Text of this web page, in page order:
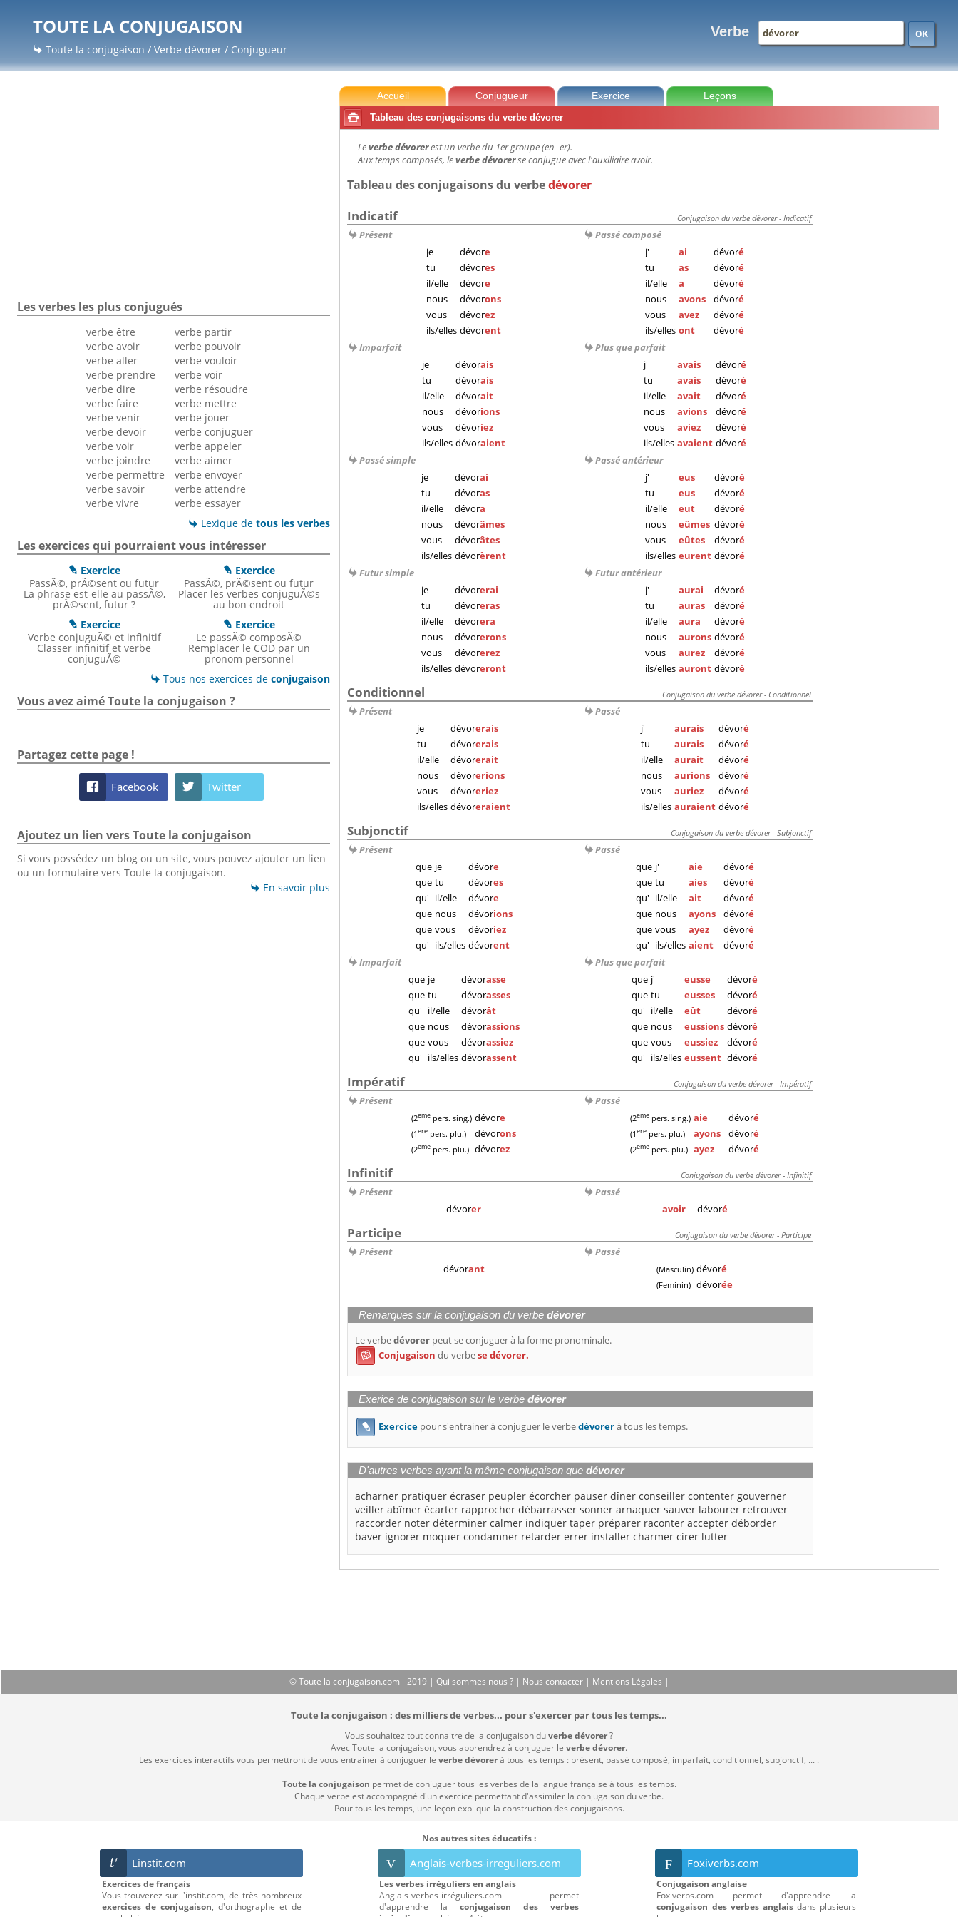
TOUTE LA CONJUGAISON
Toute la conjugaison / Verbe dévorer / Conjugueur
Verbe OK
Accueil Conjugueur Exercice Leçons
 Tableau des conjugaisons du verbe dévorer
Leverbe dévorerest un verbe du 1er groupe (en -er).
Aux temps composés, leverbe dévorerse conjugue avec l'auxiliaire avoir.
Tableau des conjugaisons du verbedévorer
Conjugaison du verbe dévorer - Indicatif
Indicatif
Présent
je
dévore
tu
dévores
il/elle
dévore
nous
dévorons
vous
dévorez
ils/elles dévorent
Passé composé
j'
ai dévoré
tu
as dévoré
il/elle
a dévoré
nous
avons dévoré
vous
avez dévoré
ils/elles ont dévoré
Imparfait
je
dévorais
tu
dévorais
il/elle
dévorait
nous
dévorions
vous
dévoriez
ils/elles dévoraient
Plus que parfait
j'
avais dévoré
tu
avais dévoré
il/elle
avait dévoré
nous
avions dévoré
vous
aviez dévoré
ils/elles avaient dévoré
Passé simple
je
dévorai
tu
dévoras
il/elle
dévora
nous
dévorâmes
vous
dévorâtes
ils/elles dévorèrent
Passé antérieur
j'
eus dévoré
tu
eus dévoré
il/elle
eut dévoré
nous
eûmes dévoré
vous
eûtes dévoré
ils/elles eurent dévoré
Futur simple
je
dévorerai
tu
dévoreras
il/elle
dévorera
nous
dévorerons
vous
dévorerez
ils/elles dévoreront
Futur antérieur
j'
aurai dévoré
tu
auras dévoré
il/elle
aura dévoré
nous
aurons dévoré
vous
aurez dévoré
ils/elles auront dévoré
Conjugaison du verbe dévorer - Conditionnel
Conditionnel
Présent
je
dévorerais
tu
dévorerais
il/elle
dévorerait
nous
dévorerions
vous
dévoreriez
ils/elles dévoreraient
Passé
j'
aurais dévoré
tu
aurais dévoré
il/elle
aurait dévoré
nous
aurions dévoré
vous
auriez dévoré
ils/elles auraient dévoré
Conjugaison du verbe dévorer - Subjonctif
Subjonctif
Présent
que je dévore
que tu dévores
qu' il/elle dévore
que nous dévorions
que vous dévoriez
qu' ils/elles dévorent
Passé
que j' aie dévoré
que tu aies dévoré
qu' il/elle ait dévoré
que nous ayons dévoré
que vous ayez dévoré
qu' ils/elles aient dévoré
Imparfait
que je dévorasse
que tu dévorasses
qu' il/elle dévorât
que nous dévorassions
que vous dévorassiez
qu' ils/elles dévorassent
Plus que parfait
que j' eusse dévoré
que tu eusses dévoré
qu' il/elle eût dévoré
que nous eussions dévoré
que vous eussiez dévoré
qu' ils/elles eussent dévoré
Conjugaison du verbe dévorer - Impératif
Impératif
Présent
(2eme pers. sing.) dévore
(1ere pers. plu.) dévorons
(2eme pers. plu.) dévorez
Passé
(2eme pers. sing.) aie dévoré
(1ere pers. plu.) ayons dévoré
(2eme pers. plu.) ayez dévoré
Conjugaison du verbe dévorer - Infinitif
Infinitif
Présent
dévorer
Passé
avoir
dévoré
Conjugaison du verbe dévorer - Participe
Participe
Présent
dévorant
Passé
(Masculin) dévoré
(Feminin) dévorée
Remarques sur la conjugaison du verbedévorer
Le verbedévorer peut se conjuguer à la forme pronominale.
 Conjugaison du verbese dévorer.
Exerice de conjugaison sur le verbedévorer
 Exercice pour s'entrainer à conjuguer le verbedévorerà tous les temps.
D'autres verbes ayant la même conjugaison quedévorer
acharner pratiquer écraser peupler écorcher pauser dîner conseiller contenter gouverner
veiller abîmer écarter rapprocher débarrasser sonner arnaquer sauver labourer retrouver
raccorder noter déterminer calmer indiquer taper préparer raconter accepter déborder
baver ignorer moquer condamner retarder errer installer charmer cirer lutter
Les verbes les plus conjugués
verbe être
verbe avoir
verbe aller
verbe prendre
verbe dire
verbe faire
verbe venir
verbe devoir
verbe voir
verbe joindre
verbe permettre
verbe savoir
verbe vivre
verbe partir
verbe pouvoir
verbe vouloir
verbe voir
verbe résoudre
verbe mettre
verbe jouer
verbe conjuguer
verbe appeler
verbe aimer
verbe envoyer
verbe attendre
verbe essayer
 Lexique detous les verbes
Les exercices qui pourraient vous intéresser
 Exercice
PassÃ©, prÃ©sent ou futur
La phrase est-elle au passÃ©,
prÃ©sent, futur ?
 Exercice
PassÃ©, prÃ©sent ou futur
Placer les verbes conjuguÃ©s
au bon endroit
 Exercice
Verbe conjuguÃ© et infinitif
Classer infinitif et verbe
conjuguÃ©
 Exercice
Le passÃ© composÃ©
Remplacer le COD par un
pronom personnel
 Tous nos exercices deconjugaison
Vous avez aimé Toute la conjugaison ?
Partagez cette page !
 Facebook  Twitter
Ajoutez un lien vers Toute la conjugaison
Si vous possédez un blog ou un site, vous pouvez ajouter un lien
ou un formulaire vers Toute la conjugaison.
 En savoir plus
© Toute la conjugaison.com - 2019 | Qui sommes nous ? | Nous contacter | Mentions Légales |
Toute la conjugaison : des milliers de verbes... pour s'exercer par tous les temps...
Vous souhaitez tout connaitre de la conjugaison duverbe dévorer?
Avec Toute la conjugaison, vous apprendrez à conjuguer le verbe dévorer.
Les exercices interactifs vous permettront de vous entrainer à conjuguer le verbe dévorerà tous les temps : présent, passé composé, imparfait, conditionnel, subjonctif, ... .
Toute la conjugaison permet de conjuguer tous les verbes de la langue française à tous les temps.
Chaque verbe est accompagné d'un exercice permettant d'assimiler la conjugaison du verbe.
Pour tous les temps, une leçon explique la construction des conjugaisons.
Nos autres sites éducatifs :
L' Linstit.com
Exercices de français
Vous trouverez sur l'instit.com, de très nombreux
exercices de conjugaison, d'orthographe et de
V Anglais-verbes-irreguliers.com
Les verbes irréguliers en anglais
Anglais-verbes-irréguliers.com permet
d'apprendre la conjugaison des verbes
F Foxiverbs.com
Conjugaison anglaise
Foxiverbs.com permet d'apprendre la
conjugaison des verbes anglaisdans plusieurs